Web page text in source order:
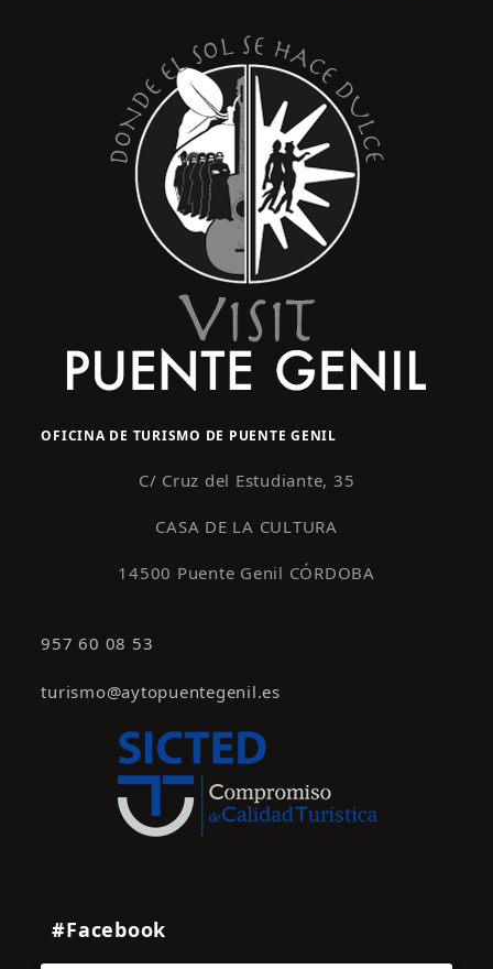
OFICINA DE TURISMO DE PUENTE GENIL
C/ Cruz del Estudiante, 35
CASA DE LA CULTURA
14500 Puente Genil CÓRDOBA
957 60 08 53
turismo@aytopuentegenil.es
#Facebook